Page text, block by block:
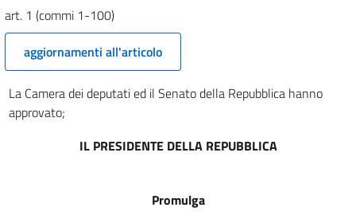
Elenco 2
Elenco 2
Tabella 1
Elenco 3
art. 1 (commi 1-100)
aggiornamenti all'articolo
La Camera dei deputati ed il Senato della Repubblica hanno
approvato;
IL PRESIDENTE DELLA REPUBBLICA
Promulga